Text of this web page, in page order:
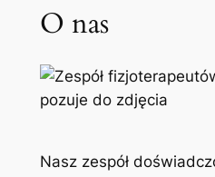
O nas
Nasz zespół